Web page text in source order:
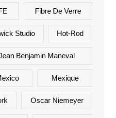
Fibre De Verre
Studio Hot-Rod
Benjamin Maneval
Mexique
Oscar Niemeyer